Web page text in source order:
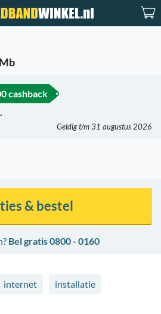
cashback
Geldig t/m 31 augustus 2026
Bel gratis 0800 - 0160
& bestel
internet installatie